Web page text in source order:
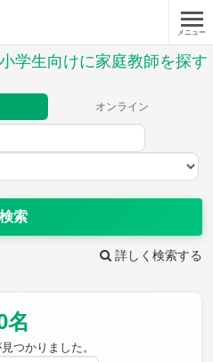
メニュー
学生向けに家庭教師を探す
オンライン
検索
詳しく検索する
名
つかりました。
理科